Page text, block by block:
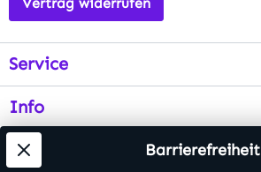
Vertrag widerrufen
Service
Info
Testsieger Barrierefreiheit